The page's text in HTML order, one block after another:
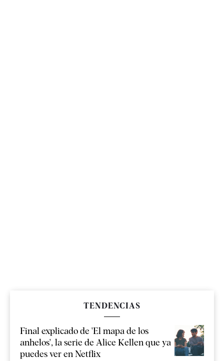
TENDENCIAS
Final explicado de 'El mapa de los
anhelos', la serie de Alice Kellen que ya
puedes ver en Netflix